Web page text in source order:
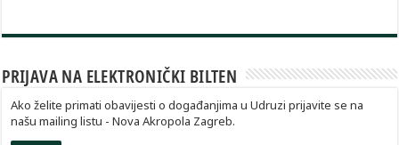
PRIJAVA NA ELEKTRONIČKI BILTEN
Ako želite primati obavijesti o događanjima u Udruzi prijavite se na
našu mailing listu - Nova Akropola Zagreb.